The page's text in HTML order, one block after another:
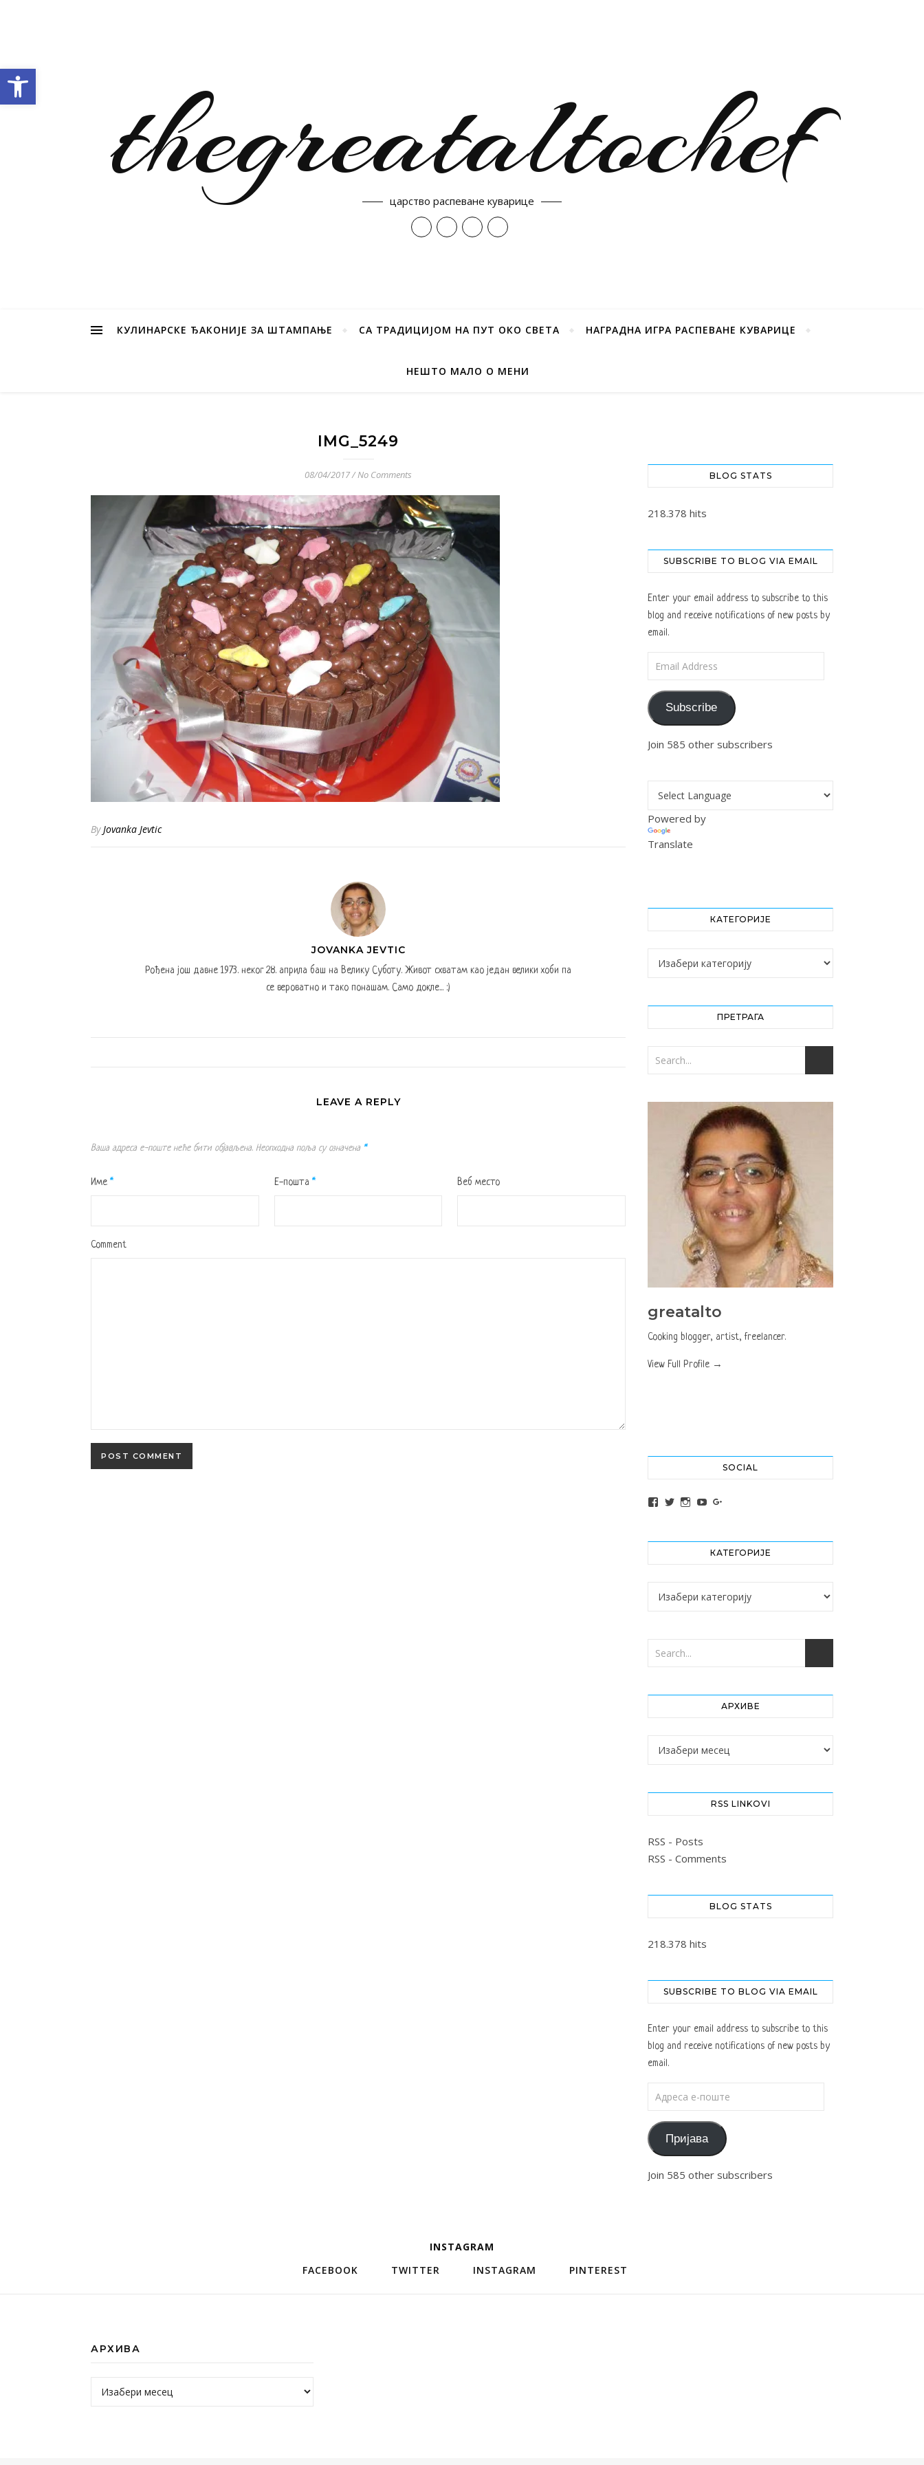
thegreataltochef
царство распеване куварице
КУЛИНАРСКЕ ЂАКОНИЈЕ ЗА ШТАМПАЊЕ СА ТРАДИЦИЈОМ НА ПУТ ОКО СВЕТА НАГРАДНА ИГРА РАСПЕВАНЕ КУВАРИЦЕ
НЕШТО МАЛО О МЕНИ
IMG_5249
08/04/2017/No Comments
ByJovanka Jevtic
JOVANKA JEVTIC
Рођена још давне 1973. неког 28. априла баш на Велику Суботу. Живот схватам као један велики хоби па
се вероватно и тако понашам. Само докле... :)
LEAVE A REPLY
Ваша адреса е-поште неће бити објављена. Неопходна поља су означена *
Име * Е-пошта * Веб место
Comment
BLOG STATS
218.378 hits
SUBSCRIBE TO BLOG VIA EMAIL
Enter your email address to subscribe to this
blog and receive notifications of new posts by
email.
Subscribe
Join 585 other subscribers
Powered by
Translate
КАТЕГОРИЈЕ
Категорије
ПРЕТРАГА
greatalto
Cooking blogger, artist, freelancer.
View Full Profile →
SOCIAL
View altochef’s profile on Facebook
View jovancica73’s profile on Twitter
View jovancica73’s profile on Instagram
View jovancica73’s profile on YouTube
КАТЕГОРИЈЕ
Категорије
АРХИВЕ
Архиве
RSS LINKOVI
RSS - Posts
RSS - Comments
BLOG STATS
218.378 hits
SUBSCRIBE TO BLOG VIA EMAIL
Enter your email address to subscribe to this
blog and receive notifications of new posts by
email.
Пријава
Join 585 other subscribers
INSTAGRAM
FACEBOOK
TWITTER INSTAGRAM PINTEREST
АРХИВА
Архива
Open toolbar